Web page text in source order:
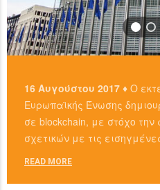
16 Αυγούστου 2017 ♦ Ο
Ευρωπαϊκής Ένωσης
σε blockchain, με στόχο
σχετικών με τις
READ MORE